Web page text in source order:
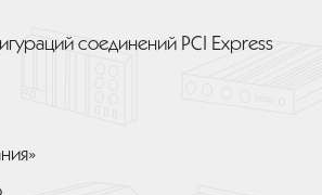
соединений PCI Express